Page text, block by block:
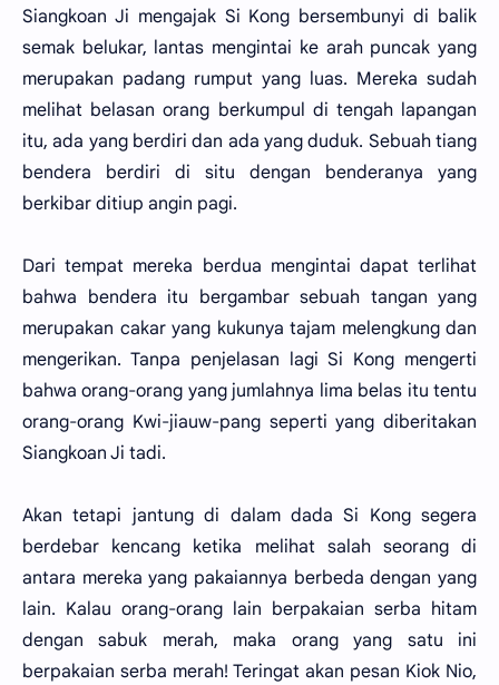
Siangkoan Ji mengajak Si Kong bersembunyi di balik
semak belukar, lantas mengintai ke arah puncak yang
merupakan padang rumput yang luas. Mereka sudah
melihat belasan orang berkumpul di tengah lapangan
itu, ada yang berdiri dan ada yang duduk. Sebuah tiang
bendera berdiri di situ dengan benderanya yang
berkibar ditiup angin pagi.
Dari tempat mereka berdua mengintai dapat terlihat
bahwa bendera itu bergambar sebuah tangan yang
merupakan cakar yang kukunya tajam melengkung dan
mengerikan. Tanpa penjelasan lagi Si Kong mengerti
bahwa orang-orang yang jumlahnya lima belas itu tentu
orang-orang Kwi-jiauw-pang seperti yang diberitakan
Siangkoan Ji tadi.
Akan tetapi jantung di dalam dada Si Kong segera
berdebar kencang ketika melihat salah seorang di
antara mereka yang pakaiannya berbeda dengan yang
lain. Kalau orang-orang lain berpakaian serba hitam
dengan sabuk merah, maka orang yang satu ini
berpakaian serba merah! Teringat akan pesan Kiok Nio,